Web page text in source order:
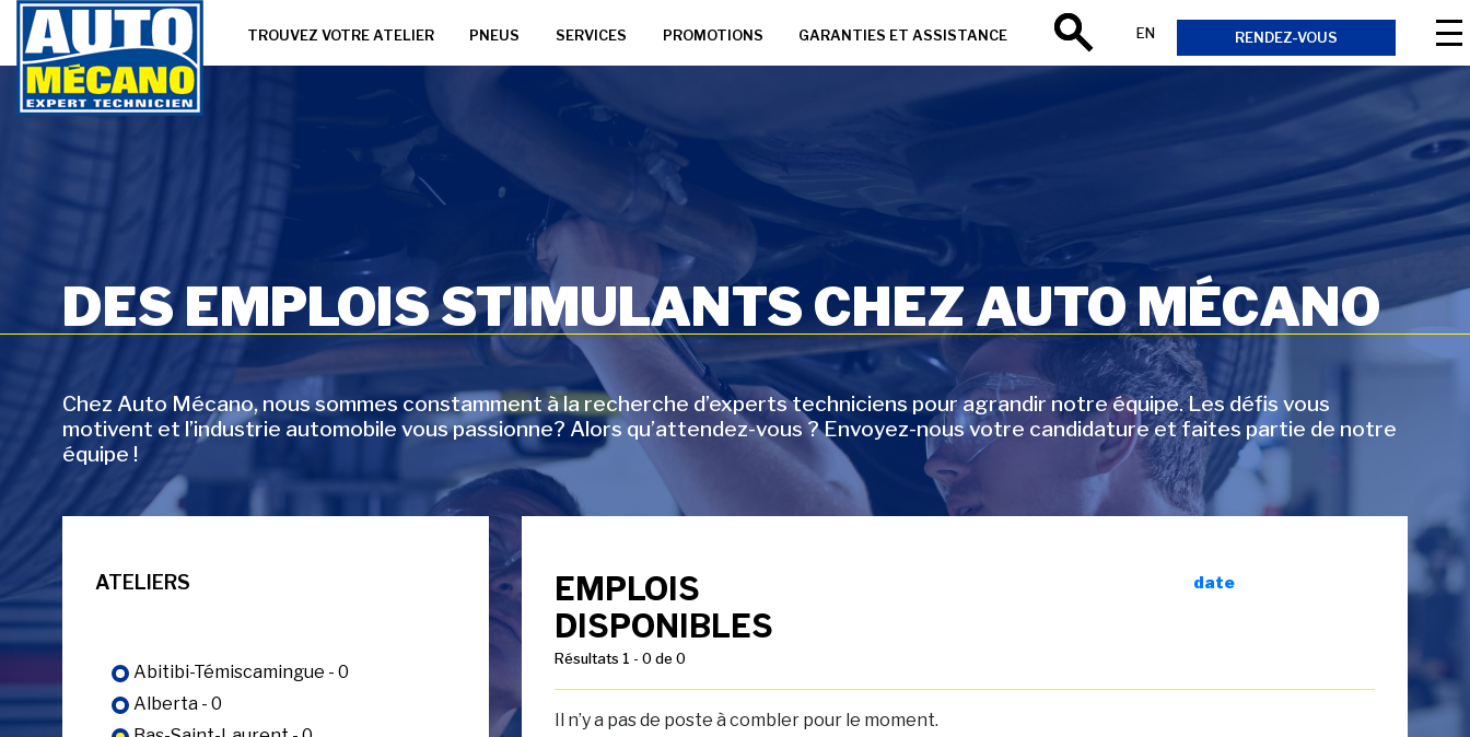
TROUVEZ VOTRE ATELIER PNEUS SERVICES PROMOTIONS GARANTIES ET ASSISTANCE RENDEZ-VOUS
EN
Rechercher
DES EMPLOIS STIMULANTS CHEZ AUTO MÉCANO
Chez Auto Mécano, nous sommes constamment à la recherche d’experts techniciens pour agrandir notre équipe. Les défis vous
motivent et l’industrie automobile vous passionne? Alors qu’attendez-vous ? Envoyez-nous votre candidature et faites partie de notre
équipe !
ATELIERS
Abitibi-Témiscamingue - 0
Alberta - 0
EMPLOIS
DISPONIBLES
Résultats 1 - 0 de 0
date
Il n’y a pas de poste à combler pour le moment.